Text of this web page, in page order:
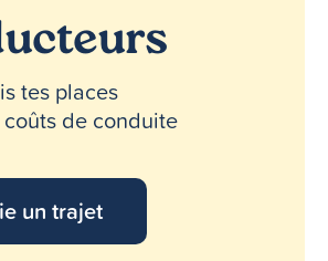
tes places
de conduite
un trajet